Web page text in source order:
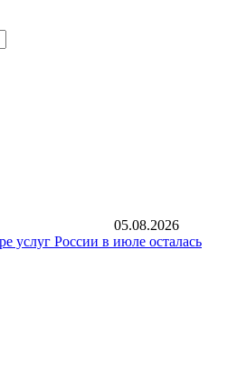
05.08.2026
услуг России в июле осталась